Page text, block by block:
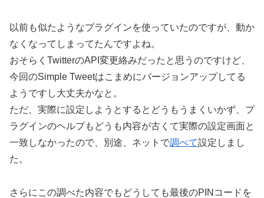
以前も似たようなプラグインを使っていたのですが、動か
なくなってしまってたんですよね。
おそらくTwitterのAPI変更絡みだったと思うのですけど、
今回のSimple Tweetはこまめにバージョンアップしてる
ようですし大丈夫かなと。
ただ、実際に設定しようとするとどうもうまくいかず、プ
ラグインのヘルプもどうも内容が古くて実際の設定画面と
一致しなかったので、別途、ネットで調べて設定しまし
た。
さらにこの調べた内容でもどうしても最後のPINコードを